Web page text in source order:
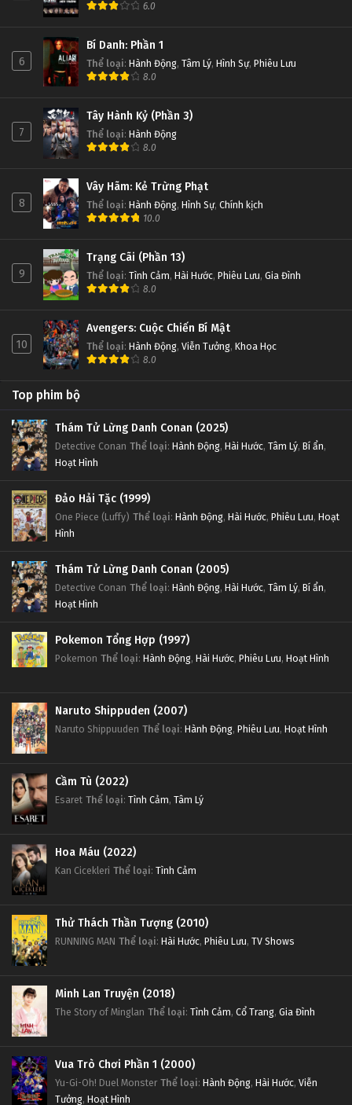
6.0
6
Bí Danh: Phần 1
Thể loại: Hành Động, Tâm Lý, Hình Sự, Phiêu Lưu
8.0
7
Tây Hành Kỷ (Phần 3)
Thể loại: Hành Động
8.0
8
Vây Hãm: Kẻ Trừng Phạt
Thể loại: Hành Động, Hình Sự, Chính kịch
10.0
9
Trạng Cãi (Phần 13)
Thể loại: Tình Cảm, Hài Hước, Phiêu Lưu, Gia Đình
8.0
10
Avengers: Cuộc Chiến Bí Mật
Thể loại: Hành Động, Viễn Tưởng, Khoa Học
8.0
Top phim bộ
Thám Tử Lừng Danh Conan (2025)
Detective Conan Thể loại: Hành Động, Hài Hước, Tâm Lý, Bí ẩn,
Hoạt Hình
Đảo Hải Tặc (1999)
One Piece (Luffy) Thể loại: Hành Động, Hài Hước, Phiêu Lưu, Hoạt
Hình
Thám Tử Lừng Danh Conan (2005)
Detective Conan Thể loại: Hành Động, Hài Hước, Tâm Lý, Bí ẩn,
Hoạt Hình
Pokemon Tổng Hợp (1997)
Pokemon Thể loại: Hành Động, Hài Hước, Phiêu Lưu, Hoạt Hình
Naruto Shippuden (2007)
Naruto Shippuuden Thể loại: Hành Động, Phiêu Lưu, Hoạt Hình
Cầm Tù (2022)
Esaret Thể loại: Tình Cảm, Tâm Lý
Hoa Máu (2022)
Kan Cicekleri Thể loại: Tình Cảm
Thử Thách Thần Tượng (2010)
RUNNING MAN Thể loại: Hài Hước, Phiêu Lưu, TV Shows
Minh Lan Truyện (2018)
The Story of Minglan Thể loại: Tình Cảm, Cổ Trang, Gia Đình
Vua Trò Chơi Phần 1 (2000)
Yu-Gi-Oh! Duel Monster Thể loại: Hành Động, Hài Hước, Viễn
Tưởng, Hoạt Hình